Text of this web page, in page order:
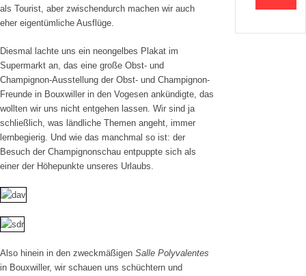
als Tourist, aber zwischendurch machen wir auch
eher eigentümliche Ausflüge.
Diesmal lachte uns ein neongelbes Plakat im
Supermarkt an, das eine große Obst- und
Champignon-Ausstellung der Obst- und Champignon-
Freunde in Bouxwiller in den Vogesen ankündigte, das
wollten wir uns nicht entgehen lassen. Wir sind ja
schließlich, was ländliche Themen angeht, immer
lernbegierig. Und wie das manchmal so ist: der
Besuch der Champignonschau entpuppte sich als
einer der Höhepunkte unseres Urlaubs.
Also hinein in den zweckmäßigen Salle Polyvalentes
in Bouxwiller, wir schauen uns schüchtern und